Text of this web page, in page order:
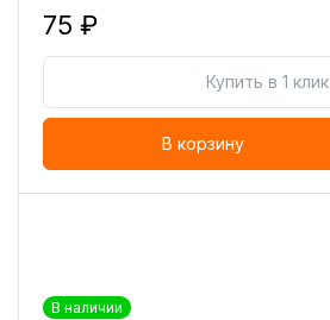
75 ₽
Купить в 1 клик
В корзину
В наличии